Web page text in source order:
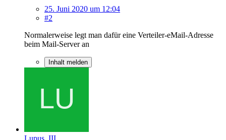
25. Juni 2020 um 12:04
#2
Normalerweise legt man dafür eine Verteiler-eMail-Adresse
beim Mail-Server an
Inhalt melden
Lupus_III